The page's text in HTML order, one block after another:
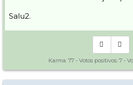
Salu2.
Karma: 77 - Votos positivos: 7 -